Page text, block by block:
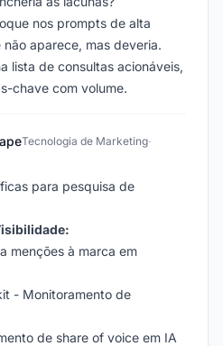
nos prompts de alta
aparece, mas deveria.
lista de consultas acionáveis,
chave com volume.
Tecnologia de Marketing·
para pesquisa de
menções à marca em
- Monitoramento de
de share of voice em IA